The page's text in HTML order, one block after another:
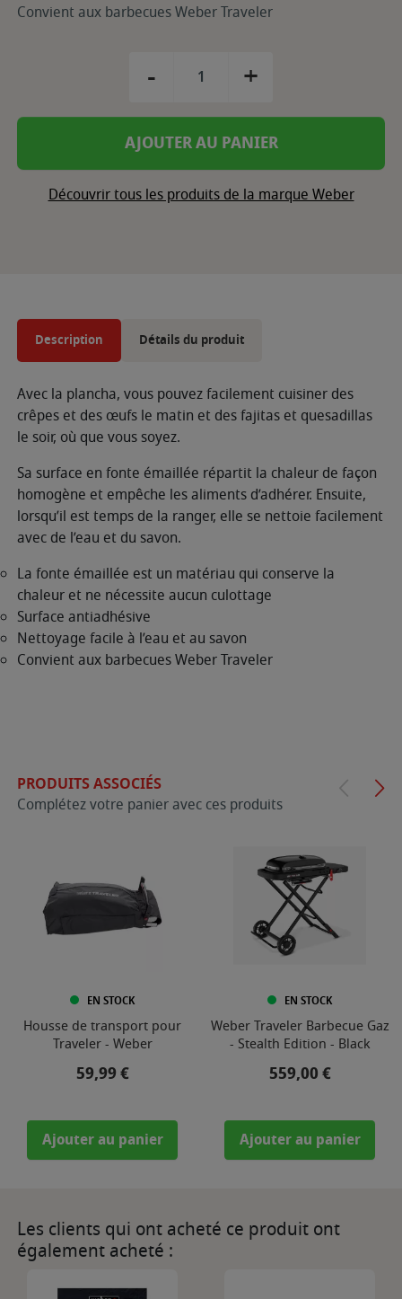
Convient aux barbecues Weber Traveler
- +
AJOUTER AU PANIER
Découvrir tous les produits de la marque Weber
Description Détails du produit
Avec la plancha, vous pouvez facilement cuisiner des
crêpes et des œufs le matin et des fajitas et quesadillas
le soir, où que vous soyez.
Sa surface en fonte émaillée répartit la chaleur de façon
homogène et empêche les aliments d’adhérer. Ensuite,
lorsqu’il est temps de la ranger, elle se nettoie facilement
avec de l’eau et du savon.
La fonte émaillée est un matériau qui conserve la
chaleur et ne nécessite aucun culottage
Surface antiadhésive
Nettoyage facile à l’eau et au savon
Convient aux barbecues Weber Traveler
PRODUITS ASSOCIÉS
Complétez votre panier avec ces produits
EN STOCK
Housse de transport pour
Traveler - Weber
Prix
59,99 €
Ajouter au panier
EN STOCK
Weber Traveler Barbecue Gaz
- Stealth Edition - Black
Prix
559,00 €
Ajouter au panier
Les clients qui ont acheté ce produit ont
également acheté :